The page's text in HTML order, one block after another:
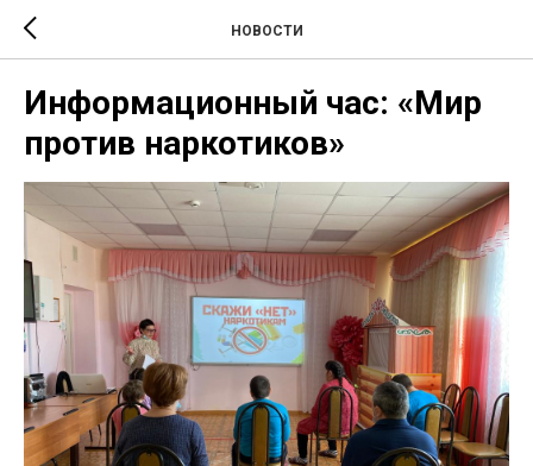
НОВОСТИ
Информационный час: «Мир
против наркотиков»